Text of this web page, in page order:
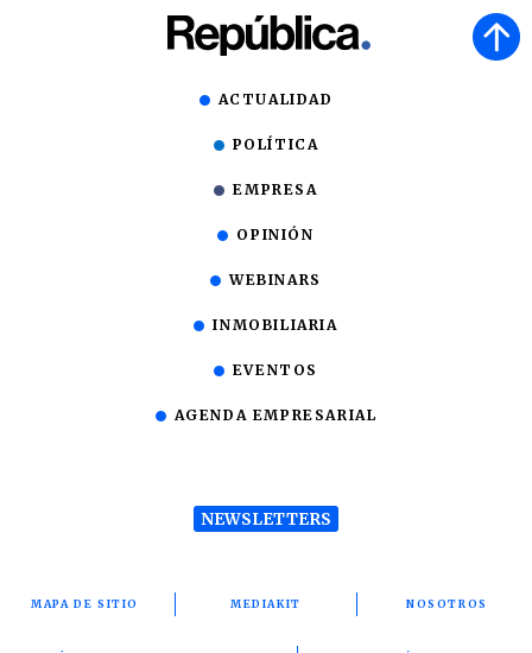
ACTUALIDAD
POLÍTICA
EMPRESA
OPINIÓN
WEBINARS
INMOBILIARIA
EVENTOS
AGENDA EMPRESARIAL
NEWSLETTERS
MAPA DE SITIO MEDIAKIT NOSOTROS